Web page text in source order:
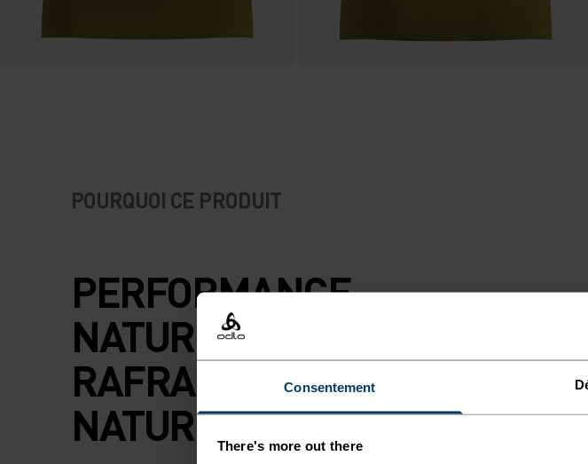
Consentement
There's more out there
POURQUOI CE PRODUIT
PERFORMANCE
NATURELLE.
RAFRAICHISSEMENT
NATUREL.